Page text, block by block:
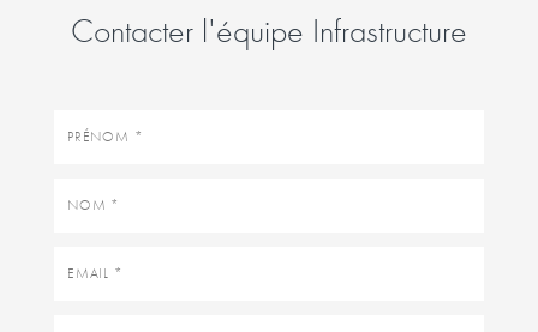
Contacter l'équipe Infrastructure
Prénom
Nom
Email